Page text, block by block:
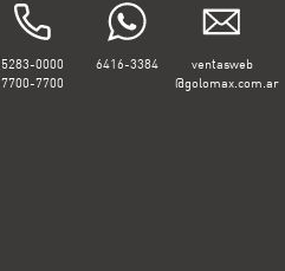
5283-0000
7700-7700
6416-3384
ventasweb
@golomax.com.ar